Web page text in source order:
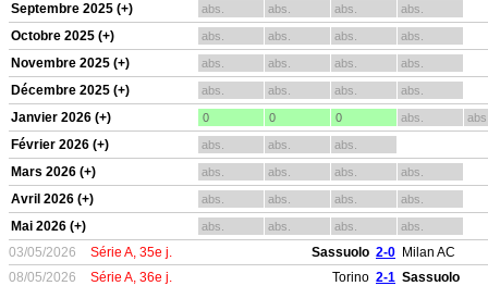
Septembre 2025 (+) abs. abs. abs. abs.
Octobre 2025 (+) abs. abs. abs. abs.
Novembre 2025 (+) abs. abs. abs. abs.
Décembre 2025 (+) abs. abs. abs. abs.
Janvier 2026 (+) 0 0 0 abs.
Février 2026 (+) abs. abs. abs.
Mars 2026 (+) abs. abs. abs. abs.
Avril 2026 (+) abs. abs. abs. abs.
Mai 2026 (+) abs. abs. abs. abs.
03/05/2026 Série A, 35e j. Sassuolo 2-0 Milan AC
08/05/2026
Série A, 36e j. Torino 2-1 Sassuolo